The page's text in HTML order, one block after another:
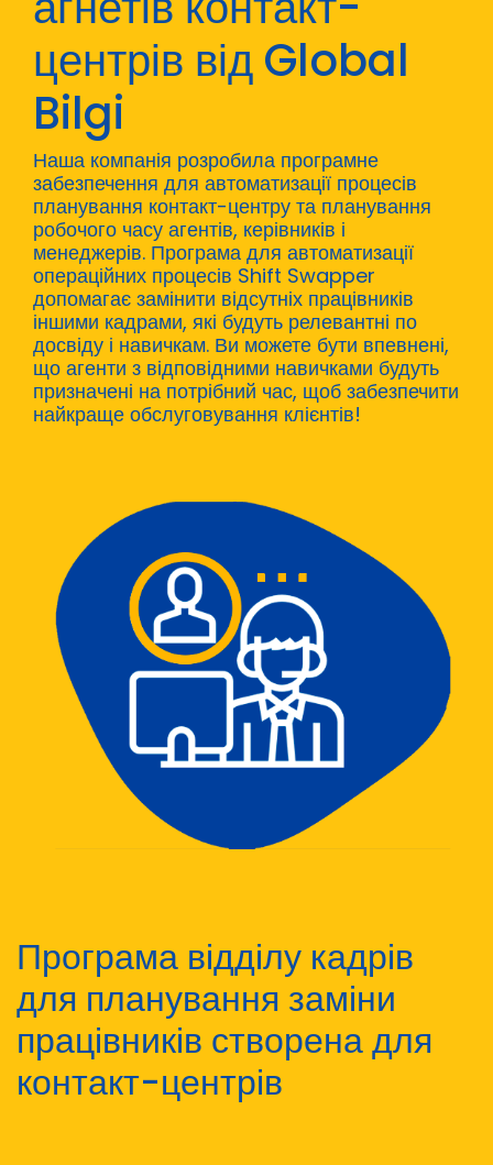
центрів від Global
Bilgi
Наша компанія розробила програмне
забезпечення для автоматизації процесів
планування контакт-центру та планування
робочого часу агентів, керівників і
менеджерів. Програма для автоматизації
операційних процесів Shift Swapper
допомагає замінити відсутніх працівників
іншими кадрами, які будуть релевантні по
досвіду і навичкам. Ви можете бути впевнені,
що агенти з відповідними навичками будуть
призначені на потрібний час, щоб забезпечити
найкраще обслуговування клієнтів!
Програма відділу кадрів
для планування заміни
працівників створена для
контакт-центрів